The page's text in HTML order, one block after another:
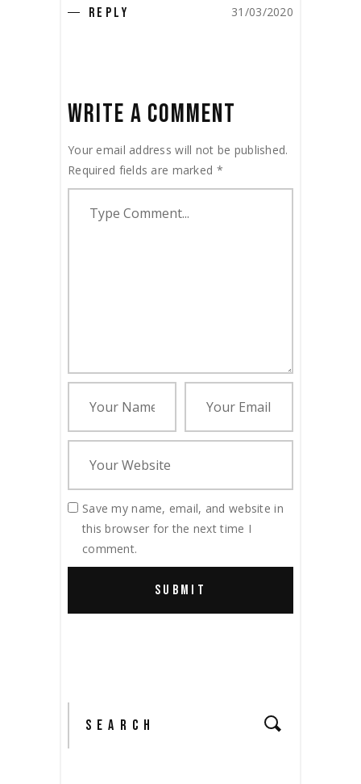
REPLY 31/03/2020
WRITE A COMMENT
Your email address will not be published.
Required fields are marked *
Save my name, email, and website in
this browser for the next time I
comment.